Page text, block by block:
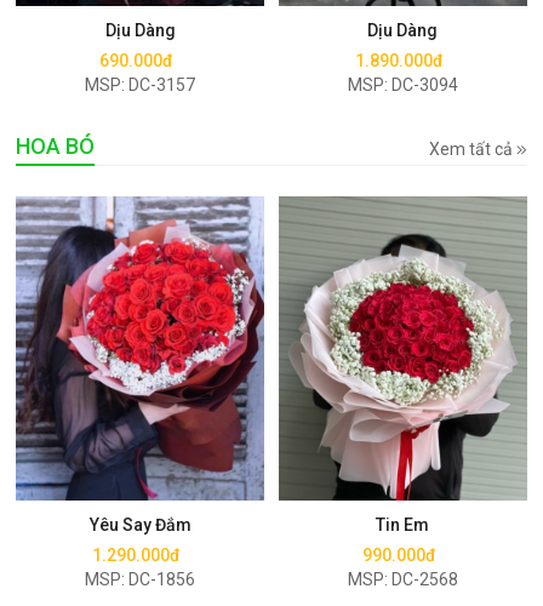
Dịu Dàng
690.000đ
MSP: DC-3157
Dịu Dàng
1.890.000đ
MSP: DC-3094
HOA BÓ Xem tất cả
Yêu Say Đắm
1.290.000đ
MSP: DC-1856
Mua ngay
Tin Em
990.000đ
MSP: DC-2568
Mua ngay